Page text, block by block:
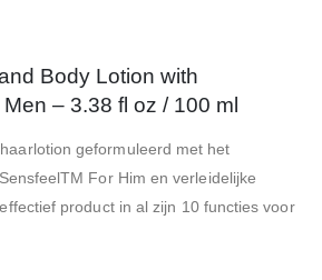
Body Lotion with
– 3.38 fl oz / 100 ml
geformuleerd met het
For Him en verleidelijke
product in al zijn 10 functies voor